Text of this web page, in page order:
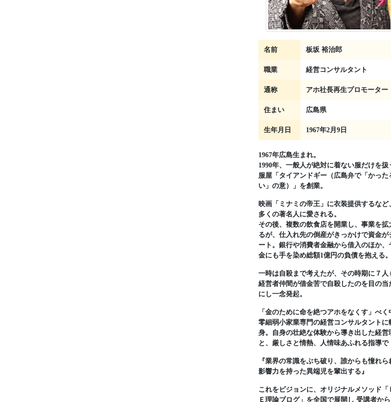
名前 板坂 裕治郎
職業 経営コンサルタント
通称 アホ社長再生プロモーター
住まい 広島県
生年月日 1967年2月9日
1967年広島生まれ。
1990年、一般人が絶対に着ない服だけを扱
服屋「タイアンドギー（広島弁で「かった
い」の意）」を創業。
映画「ミナミの帝王」に衣装提供するなど
多くの著名人に愛される。
その後、複数の飲食店を開業し、事業を拡
るが、仕入れ先の倒産がきっかけで資金が
ート。銀行や消費者金融から借入のほか、
金にも手を染め総額1億円の負債を抱える
一時は自殺まで考えたが、その時期に７人
経営者仲間が借金苦で自殺したのを目の当
にし一念発起。
「金のために命を絶つアホをなくす」べく
零細弱小家業専門の経営コンサルタントに
身。自身の壮絶な体験から導き出した経営
と、厳しさと情熱、人情味あふれる指導で
『業界の常識をぶち破り、誰からも憧れら
影響力を持った異端児を輩出する』
これをビジョンに、オリジナルメソッド「
Ｅ理論ブログ」を全国で展開し 受講者か